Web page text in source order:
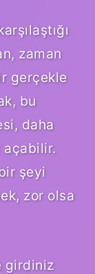
zaman
gerçekle
bu
daha
açabilir.
şeyi
zor olsa
girdiniz